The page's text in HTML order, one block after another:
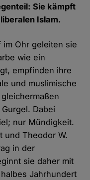
Sie kämpft
Islam.
im Ohr geleiten sie
wie ein
empfinden ihre
und muslimische
Dabei
nur Mündigkeit.
und Theodor W.
in der
sie daher mit
Jahrhundert